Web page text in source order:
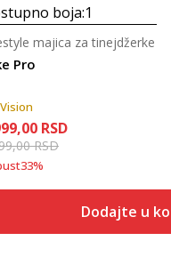
boja:1
Pro
majica za tinejdžerke
RSD
RSD
33%
Dodajte u